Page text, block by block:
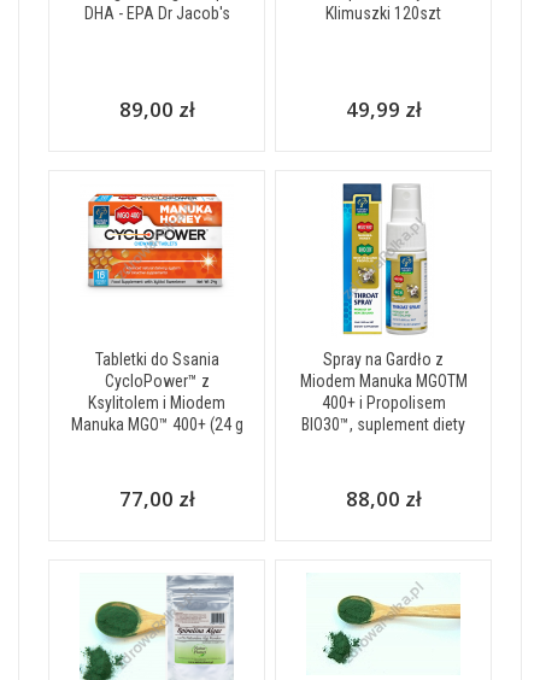
DHA - EPA Dr Jacob's
89,00 zł
Klimuszki 120szt
49,99 zł
Tabletki do Ssania
CycloPower™ z
Ksylitolem i Miodem
Manuka MGO™ 400+ (24 g
77,00 zł
Spray na Gardło z
Miodem Manuka MGOTM
400+ i Propolisem
BIO30™, suplement diety
88,00 zł